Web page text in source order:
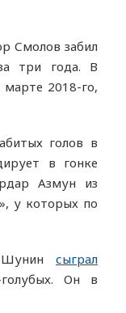
Смолов забил
три года. В
2018-го,
голов в
в гонке
Азмун из
у которых по
сыграл
Он в